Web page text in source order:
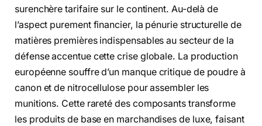
surenchère tarifaire sur le continent. Au-delà de
l’aspect purement financier, la pénurie structurelle de
matières premières indispensables au secteur de la
défense accentue cette crise globale. La production
européenne souffre d’un manque critique de poudre à
canon et de nitrocellulose pour assembler les
munitions. Cette rareté des composants transforme
les produits de base en marchandises de luxe, faisant